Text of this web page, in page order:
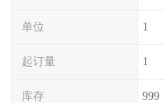
单位 1
起订量 1
库存 999